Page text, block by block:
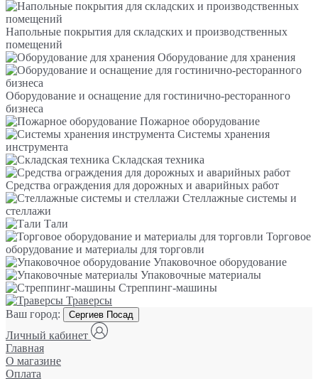
Напольные покрытия для складских и производственных
помещений
Оборудование для хранения
Оборудование и оснащение для гостинично-ресторанного
бизнеса
Пожарное оборудование
Системы хранения
инструмента
Складская техника
Средства ограждения для дорожных и аварийных работ
Стеллажные системы и
стеллажи
Тали
Торговое
оборудование и материалы для торговли
Упаковочное оборудование
Упаковочные материалы
Стреппинг-машины
Траверсы
Ваш город:
Сергиев Посад
Личный кабинет
Главная
О магазине
Оплата